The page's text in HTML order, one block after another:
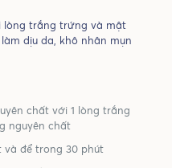
lòng trắng trứng và mật
dịu da, khô nhân mụn
chất với 1 lòng trắng
nguyên chất
và để trong 30 phút